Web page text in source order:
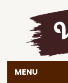
MENU